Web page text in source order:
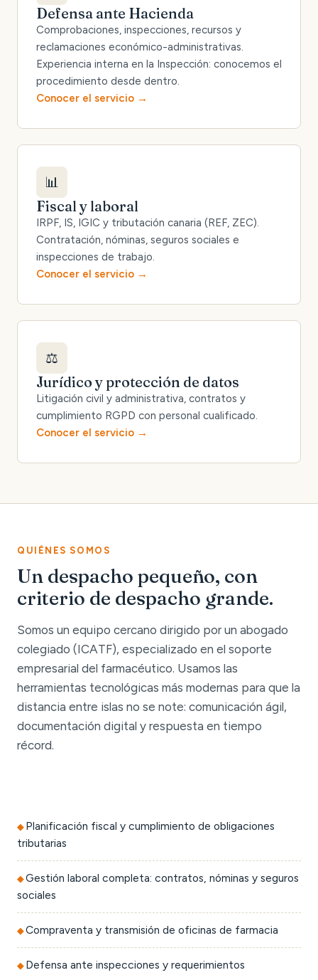
Defensa ante Hacienda
Comprobaciones, inspecciones, recursos y
reclamaciones económico-administrativas.
Experiencia interna en la Inspección: conocemos el
procedimiento desde dentro.
Conocer el servicio
📊
Fiscal y laboral
IRPF, IS, IGIC y tributación canaria (REF, ZEC).
Contratación, nóminas, seguros sociales e
inspecciones de trabajo.
Conocer el servicio
⚖️
Jurídico y protección de datos
Litigación civil y administrativa, contratos y
cumplimiento RGPD con personal cualificado.
Conocer el servicio
QUIÉNES SOMOS
Un despacho pequeño, con
criterio de despacho grande.
Somos un equipo cercano dirigido por un abogado
colegiado (ICATF), especializado en el soporte
empresarial del farmacéutico. Usamos las
herramientas tecnológicas más modernas para que la
distancia entre islas no se note: comunicación ágil,
documentación digital y respuesta en tiempo
récord.
Planificación fiscal y cumplimiento de obligaciones
tributarias
Gestión laboral completa: contratos, nóminas y seguros
sociales
Compraventa y transmisión de oficinas de farmacia
Defensa ante inspecciones y requerimientos